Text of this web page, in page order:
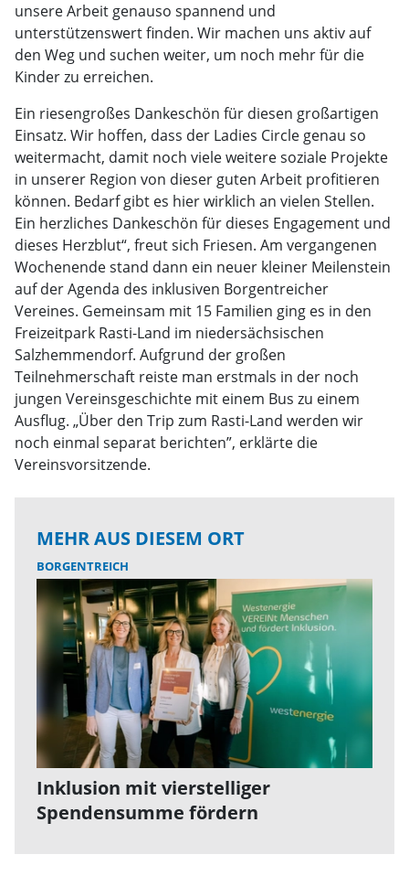
unsere Arbeit genauso spannend und
unterstützenswert finden. Wir machen uns aktiv auf
den Weg und suchen weiter, um noch mehr für die
Kinder zu erreichen.
Ein riesengroßes Dankeschön für diesen großartigen
Einsatz. Wir hoffen, dass der Ladies Circle genau so
weitermacht, damit noch viele weitere soziale Projekte
in unserer Region von dieser guten Arbeit profitieren
können. Bedarf gibt es hier wirklich an vielen Stellen.
Ein herzliches Dankeschön für dieses Engagement und
dieses Herzblut“, freut sich Friesen. Am vergangenen
Wochenende stand dann ein neuer kleiner Meilenstein
auf der Agenda des inklusiven Borgentreicher
Vereines. Gemeinsam mit 15 Familien ging es in den
Freizeitpark Rasti-Land im niedersächsischen
Salzhemmendorf. Aufgrund der großen
Teilnehmerschaft reiste man erstmals in der noch
jungen Vereinsgeschichte mit einem Bus zu einem
Ausflug. „Über den Trip zum Rasti-Land werden wir
noch einmal separat berichten”, erklärte die
Vereinsvorsitzende.
MEHR AUS DIESEM ORT
BORGENTREICH
Inklusion mit vierstelliger
Spendensumme fördern